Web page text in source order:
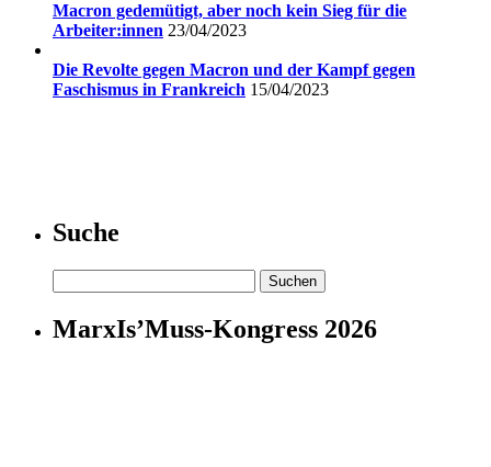
Macron gedemütigt, aber noch kein Sieg für die
Arbeiter:innen 23/04/2023
Die Revolte gegen Macron und der Kampf gegen
Faschismus in Frankreich 15/04/2023
Suche
nach:
MarxIs’Muss-Kongress 2026